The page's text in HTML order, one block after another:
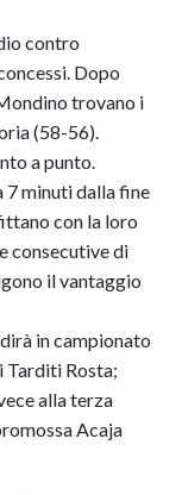
contro
Dopo
trovano i
(58-56).
a punto.
7 minuti dalla fine
con la loro
consecutive di
il vantaggio
in campionato
Tarditi Rosta;
alla terza
Acaja